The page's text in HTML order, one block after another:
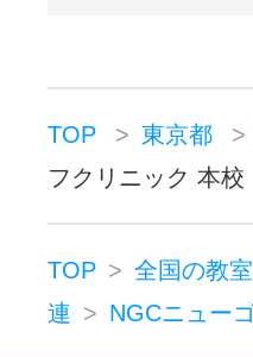
TOP 東京都
フクリニック 本校
TOP 全国の教
連
NGCニュー